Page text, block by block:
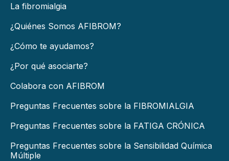
La fibromialgia
¿Quiénes Somos AFIBROM?
¿Cómo te ayudamos?
¿Por qué asociarte?
Colabora con AFIBROM
Preguntas Frecuentes sobre la FIBROMIALGIA
Preguntas Frecuentes sobre la FATIGA CRÓNICA
Preguntas Frecuentes sobre la Sensibilidad Química
Múltiple